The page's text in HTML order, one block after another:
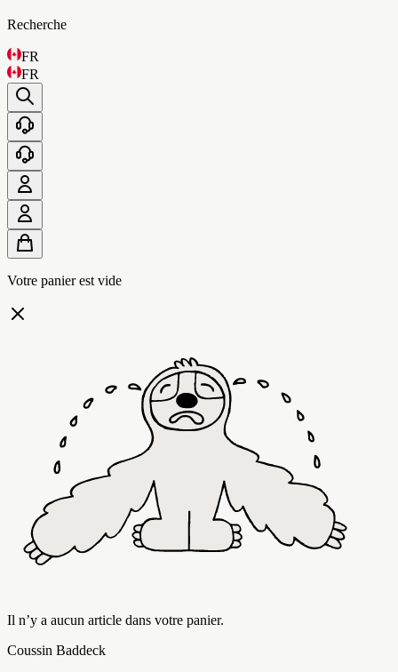
Recherche
FR
FR
Votre panier est vide
Il n’y a aucun article dans votre panier.
Coussin Baddeck